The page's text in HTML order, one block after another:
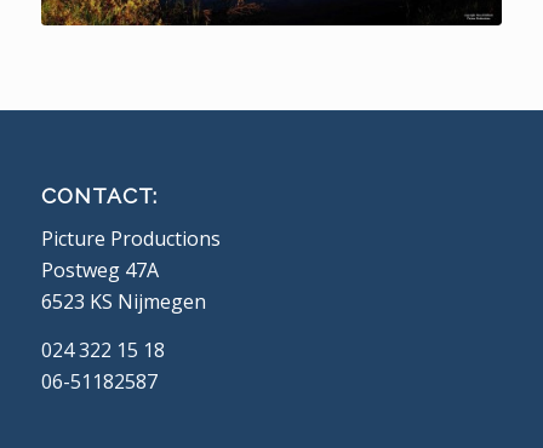
CONTACT:
Picture Productions
Postweg 47A
6523 KS Nijmegen
024 322 15 18
06-51182587